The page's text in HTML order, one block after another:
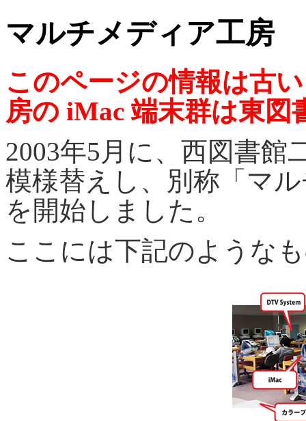
マルチメディア工房
このページの情報は古
房の iMac 端末群は東
2003年5月に、西図書館
模様替えし、別称「マ
を開始しました。
ここには下記のような